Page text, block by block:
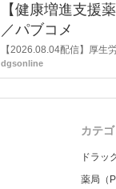
【健康増進支援
／パブコメ
【2026.08.04配信】厚生
した。受診勧奨を行った
dgsonline
カテ
ドラッ
薬局（